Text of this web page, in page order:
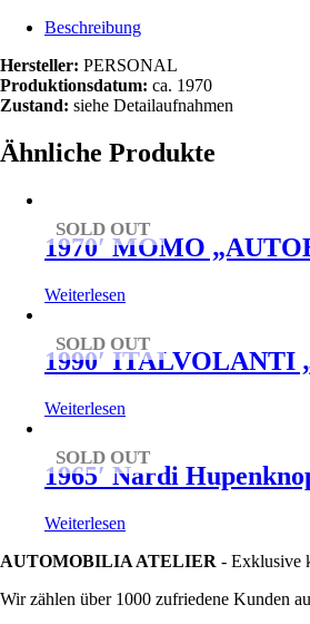
Beschreibung
Hersteller: PERSONAL
Produktionsdatum: ca. 1970
Zustand: siehe Detailaufnahmen
Ähnliche Produkte
SOLD OUT
1970′ MOMO
Weiterlesen
SOLD OUT
1990′ ITALVOLANTI
Weiterlesen
SOLD OUT
1965′ Nardi
Weiterlesen
AUTOMOBILIA ATELIER - Exklusive
Wir zählen über 1000 zufriedene Kunden